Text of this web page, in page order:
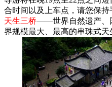
合时间以及上车点，请您保持
天生三桥——世界自然遗产、
界规模最大、最高的串珠式天